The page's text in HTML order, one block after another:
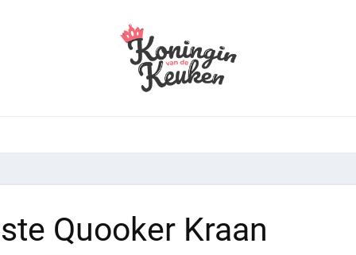
Quooker Kraan